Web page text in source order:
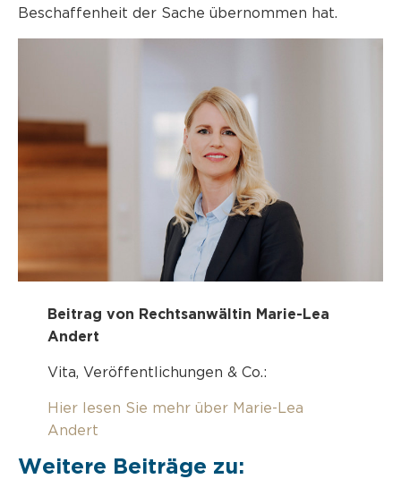
Beschaffenheit der Sache übernommen hat.
Beitrag von Rechtsanwältin Marie-Lea
Andert
Vita, Veröffentlichungen & Co.:
Hier lesen Sie mehr über Marie-Lea
Andert
Weitere Beiträge zu: